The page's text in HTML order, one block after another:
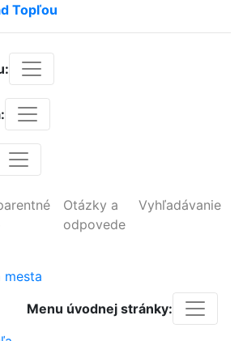
Topľou
Otázky a
odpovede
Vyhľadávanie
mesta
Menu úvodnej stránky: